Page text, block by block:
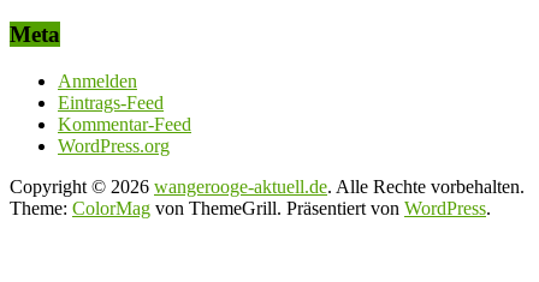
Meta
Anmelden
Eintrags-Feed
Kommentar-Feed
WordPress.org
Copyright © 2026 wangerooge-aktuell.de. Alle Rechte vorbehalten.
Theme: ColorMag von ThemeGrill. Präsentiert von WordPress.